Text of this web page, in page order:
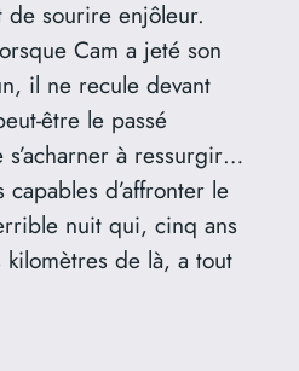
sourire enjôleur.
Cam a jeté son
il ne recule devant
être le passé
s’acharner à ressurgir…
capables d’affronter le
nuit qui, cinq ans
kilomètres de là, a tout